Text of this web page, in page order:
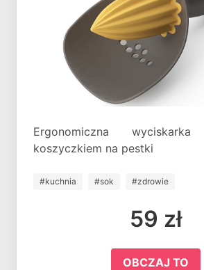
Ergonomiczna
koszyczkiem na pestki
#kuchnia #sok #zdrowie
59 zł
OBCZAJ TO